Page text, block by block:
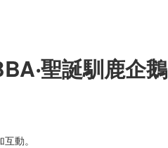
聖誕馴鹿企鵝
動。